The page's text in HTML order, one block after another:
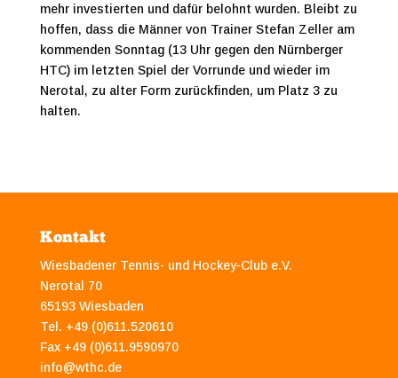
mehr investierten und dafür belohnt wurden. Bleibt zu
hoffen, dass die Männer von Trainer Stefan Zeller am
kommenden Sonntag (13 Uhr gegen den Nürnberger
HTC) im letzten Spiel der Vorrunde und wieder im
Nerotal, zu alter Form zurückfinden, um Platz 3 zu
halten.
Kontakt
Wiesbadener Tennis- und Hockey-Club e.V.
Nerotal 70
65193 Wiesbaden
Tel. +49 (0)611.520610
Fax +49 (0)611.9590970
info@wthc.de